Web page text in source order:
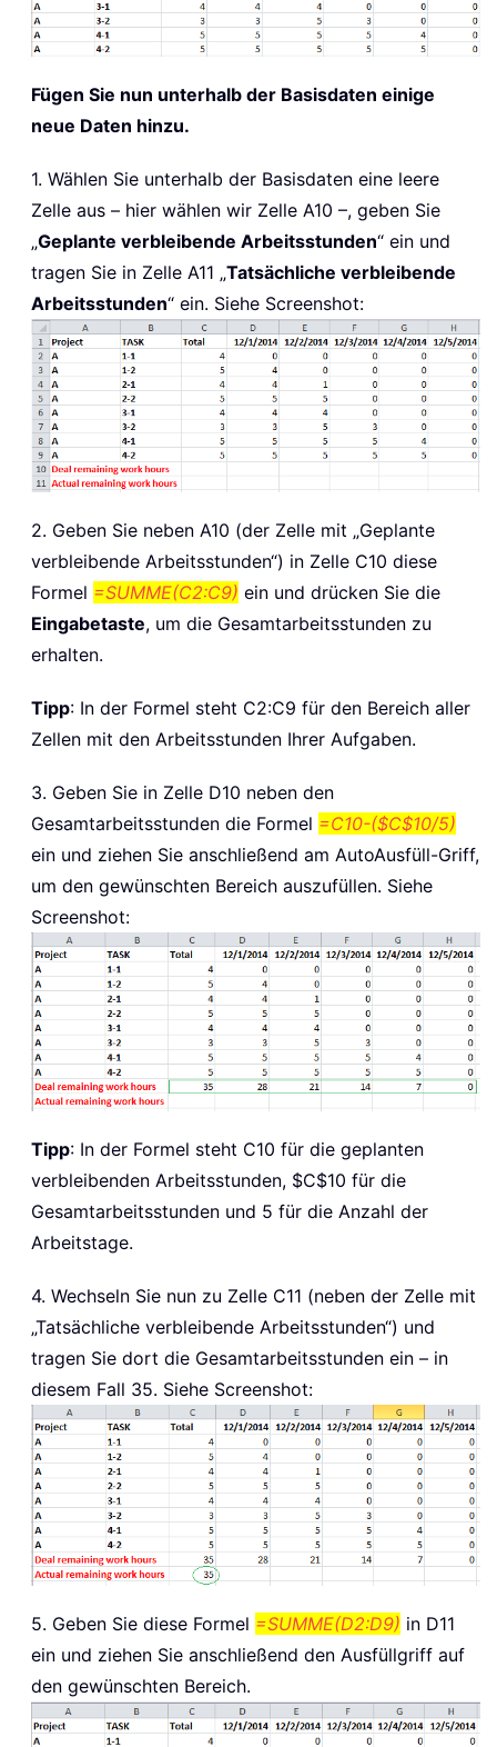
Fügen Sie nun unterhalb der Basisdaten einige
neue Daten hinzu.
1. Wählen Sie unterhalb der Basisdaten eine leere
Zelle aus – hier wählen wir Zelle A10 –, geben Sie
„Geplante verbleibende Arbeitsstunden“ ein und
tragen Sie in Zelle A11 „Tatsächliche verbleibende
Arbeitsstunden“ ein. Siehe Screenshot:
2. Geben Sie neben A10 (der Zelle mit „Geplante
verbleibende Arbeitsstunden“) in Zelle C10 diese
Formel =SUMME(C2:C9) ein und drücken Sie die
Eingabetaste, um die Gesamtarbeitsstunden zu
erhalten.
Tipp: In der Formel steht C2:C9 für den Bereich aller
Zellen mit den Arbeitsstunden Ihrer Aufgaben.
3. Geben Sie in Zelle D10 neben den
Gesamtarbeitsstunden die Formel =C10-($C$10/5)
ein und ziehen Sie anschließend am AutoAusfüll-Griff,
um den gewünschten Bereich auszufüllen. Siehe
Screenshot:
Tipp: In der Formel steht C10 für die geplanten
verbleibenden Arbeitsstunden, $C$10 für die
Gesamtarbeitsstunden und 5 für die Anzahl der
Arbeitstage.
4. Wechseln Sie nun zu Zelle C11 (neben der Zelle mit
„Tatsächliche verbleibende Arbeitsstunden“) und
tragen Sie dort die Gesamtarbeitsstunden ein – in
diesem Fall 35. Siehe Screenshot:
5. Geben Sie diese Formel =SUMME(D2:D9) in D11
ein und ziehen Sie anschließend den Ausfüllgriff auf
den gewünschten Bereich.